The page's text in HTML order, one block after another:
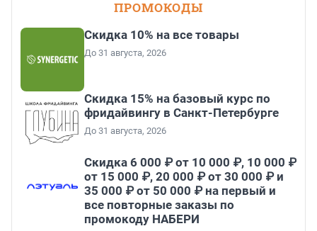
ПРОМОКОДЫ
Скидка 10% на все товары
До 31 августа, 2026
Скидка 15% на базовый курс по
фридайвингу в Санкт-Петербурге
До 31 августа, 2026
Скидка 6 000 ₽ от 10 000 ₽, 10 000 ₽
от 15 000 ₽, 20 000 ₽ от 30 000 ₽ и
35 000 ₽ от 50 000 ₽ на первый и
все повторные заказы по
промокоду НАБЕРИ